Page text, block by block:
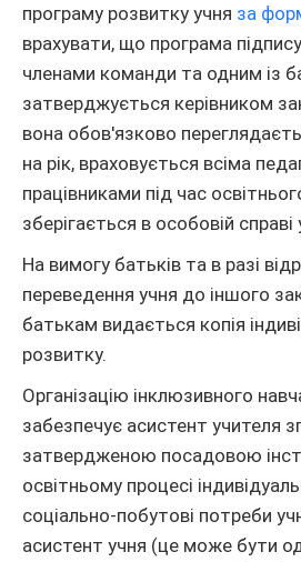
програму розвитку учня за
врахувати, що програма
членами команди та одним із
затверджується керівником
вона обов'язково
на рік, враховується всіма
працівниками під час
зберігається в особовій
На вимогу батьків та в разі
переведення учня до іншого
батькам видається копія
розвитку.
Організацію інклюзивного
забезпечує асистент учителя
затвердженою посадовою
освітньому процесі
соціально-побутові потреби
асистент учня (це може бути